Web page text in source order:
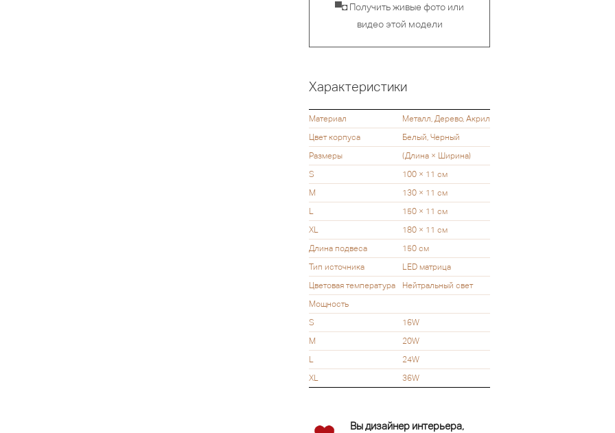
▀◘ Получить живые фото или
видео этой модели
Характеристики
Материал
Металл, Дерево, Акрил
Цвет корпуса
Белый, Черный
Размеры
(Длина × Ширина)
S
100 × 11 см
M
130 × 11 см
L
150 × 11 см
XL
180 × 11 см
Длина подвеса
150 см
Тип источника
LED матрица
Цветовая температура
Нейтральный свет
Мощность
S
16W
M
20W
L
24W
XL
36W
Вы дизайнер интерьера,